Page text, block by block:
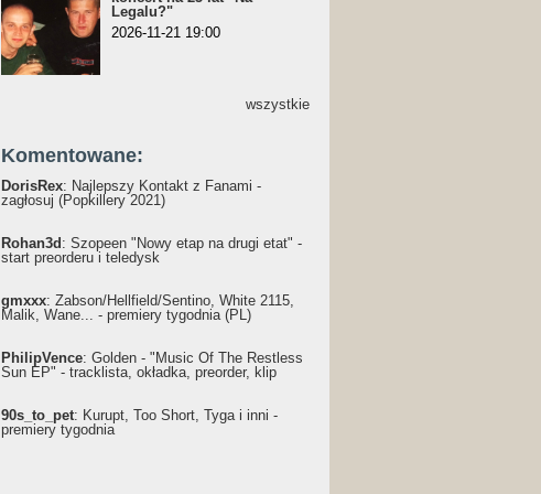
Legalu?"
2026-11-21 19:00
wszystkie
Komentowane:
DorisRex: Najlepszy Kontakt z Fanami -
zagłosuj (Popkillery 2021)
Rohan3d : Szopeen "Nowy etap na drugi etat" -
start preorderu i teledysk
gmxxx: Żabson/Hellfield/Sentino, White 2115,
Malik, Wane... - premiery tygodnia (PL)
PhilipVence: Golden - "Music Of The Restless
Sun EP" - tracklista, okładka, preorder, klip
90s_to_pet: Kurupt, Too Short, Tyga i inni -
premiery tygodnia